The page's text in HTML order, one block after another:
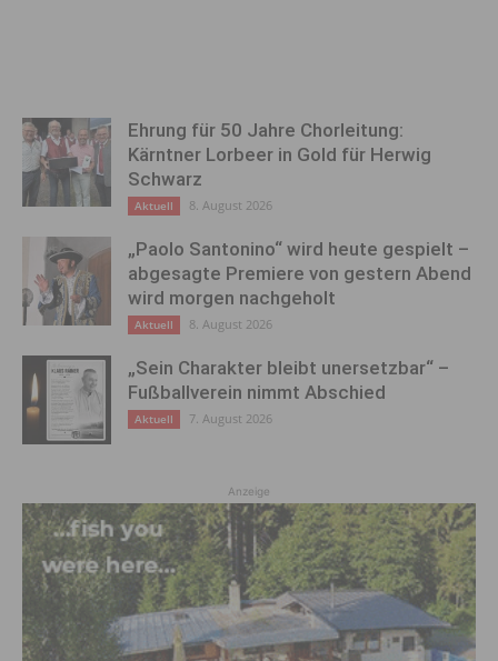
Ehrung für 50 Jahre Chorleitung:
Kärntner Lorbeer in Gold für Herwig
Schwarz
Aktuell 8. August 2026
„Paolo Santonino“ wird heute gespielt –
abgesagte Premiere von gestern Abend
wird morgen nachgeholt
Aktuell 8. August 2026
„Sein Charakter bleibt unersetzbar“ –
Fußballverein nimmt Abschied
Aktuell 7. August 2026
Anzeige